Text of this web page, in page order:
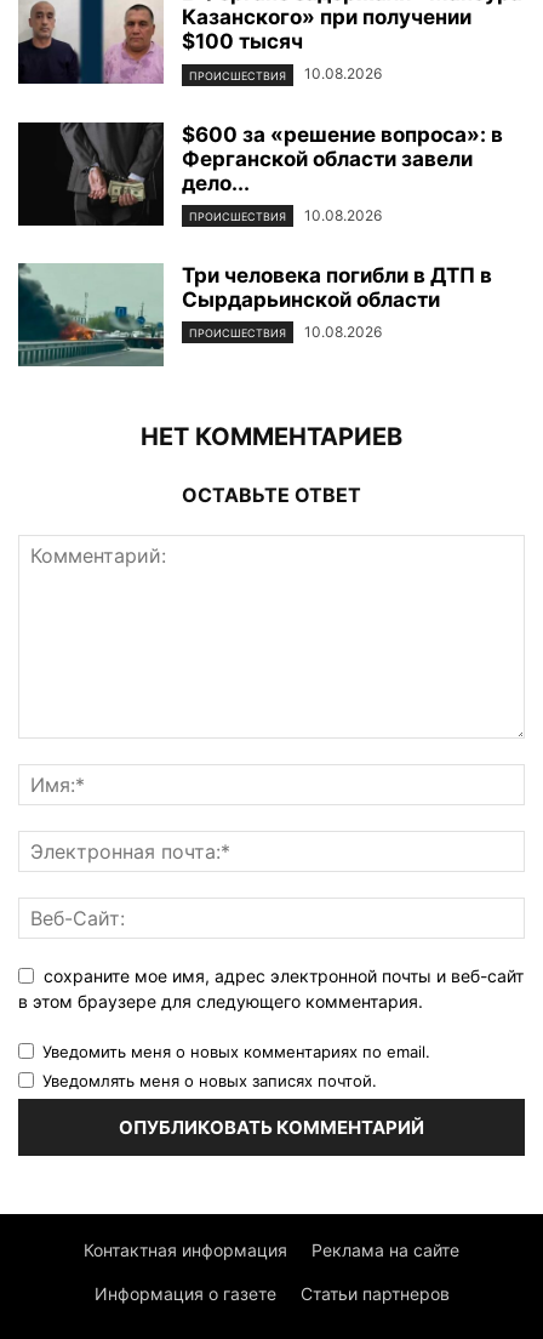
Казанского» при получении
$100 тысяч
ПРОИСШЕСТВИЯ 10.08.2026
$600 за «решение вопроса»: в
Ферганской области завели
дело...
ПРОИСШЕСТВИЯ 10.08.2026
Три человека погибли в ДТП в
Сырдарьинской области
ПРОИСШЕСТВИЯ 10.08.2026
НЕТ КОММЕНТАРИЕВ
ОСТАВЬТЕ ОТВЕТ
сохраните мое имя, адрес электронной почты и веб-сайт
в этом браузере для следующего комментария.
Уведомить меня о новых комментариях по email.
Уведомлять меня о новых записях почтой.
Контактная информация Реклама на сайте
Информация о газете Статьи партнеров